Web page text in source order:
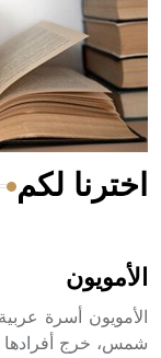
- هل تعلم أن
من مادة
أجود أنواعه،
هل تعلم أن
اخترنا لكم
الأمويون
الأمويون أسرة
شمس، خرج أفرادها